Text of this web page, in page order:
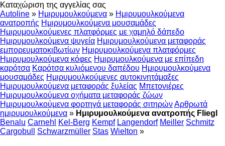
Καταχώριση της αγγελίας σας
Autoline » Ημιρυμουλκούμενα » Ημιρυμουλκούμενα
ανατροπής Ημιρυμουλκούμενα μουσαμάδες
Ημιρυμουλκούμενες πλατφόρμες με χαμηλό δάπεδο
Ημιρυμουλκούμενα ψυγεία Ημιρυμουλκούμενα μεταφοράς
εμπορευματοκιβωτίων Ημιρυμουλκούμενα πλατφόρμες
Ημιρυμουλκούμενα κόφες Ημιρυμουλκούμενα με επίπεδη
καρότσα Καρότσα κυλιόμενου δαπέδου Ημιρυμουλκούμενα
μουσαμάδες Ημιρυμουλκούμενες αυτοκινητάμαξες
Ημιρυμουλκούμενα μεταφοράς ξυλείας Μπετονιέρες
Ημιρυμουλκούμενα οχήματα μεταφοράς ζώων
Ημιρυμουλκούμενα φορτηγά μεταφοράς σιτηρώνΑρθρωτά
ημιρυμουλκούμενα » Ημιρυμουλκούμενα ανατροπής Fliegl
Benalu Carnehl Kel-Berg Kempf Langendorf Meiller Schmitz
Cargobull
Schwarzmüller Stas Wielton »